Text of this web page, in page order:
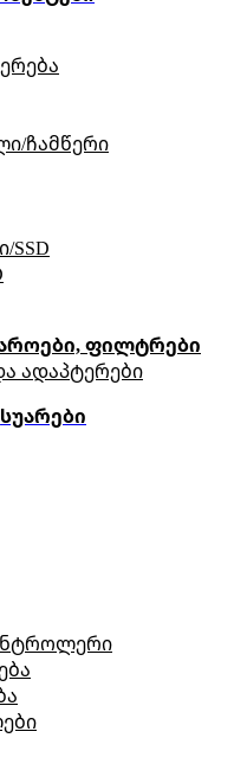
ჩამწერი
SSD
ფილტრები
ადაპტერები